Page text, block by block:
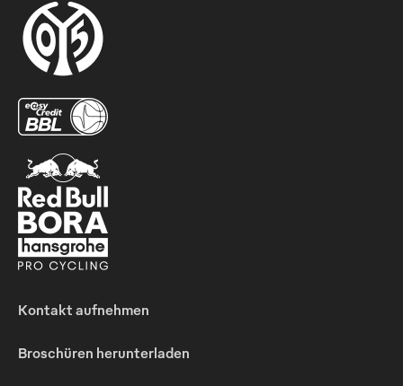
Kontakt aufnehmen
Broschüren herunterladen